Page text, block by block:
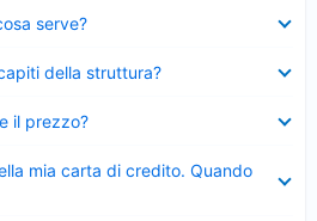
serve?
della struttura?
il prezzo?
mia carta di credito. Quando